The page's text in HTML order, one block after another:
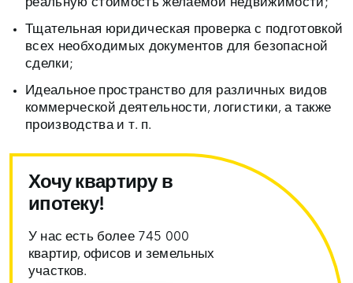
реальную стоимость желаемой недвижимости;
Тщательная юридическая проверка с подготовкой
всех необходимых документов для безопасной
сделки;
Идеальное пространство для различных видов
коммерческой деятельности, логистики, а также
производства и т. п.
Хочу квартиру в
ипотеку!
У нас есть более 745 000
квартир, офисов и земельных
участков.